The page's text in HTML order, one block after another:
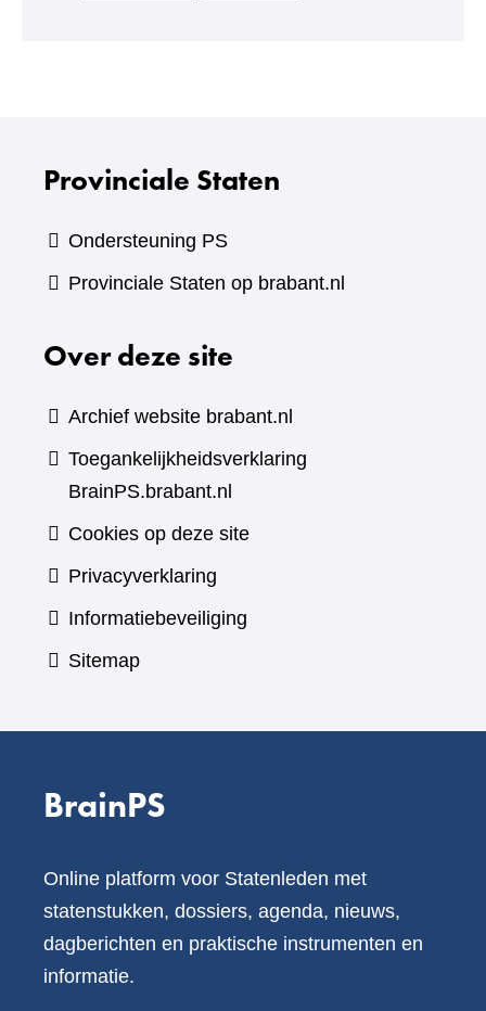
Provinciale Staten
Ondersteuning PS
Provinciale Staten op brabant.nl
Over deze site
Archief website brabant.nl
Toegankelijkheidsverklaring
BrainPS.brabant.nl
Cookies op deze site
Privacyverklaring
Informatiebeveiliging
Sitemap
BrainPS
Online platform voor Statenleden met
statenstukken, dossiers, agenda, nieuws,
dagberichten en praktische instrumenten en
informatie.